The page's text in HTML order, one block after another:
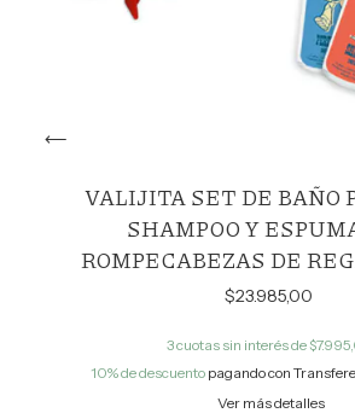
VALIJITA SET DE BAÑO
SHAMPOO Y
ROMPECABEZAS DE
$23.985,00
3cuotas sin interés de
10% de descuento pagando con
Ver más detalles